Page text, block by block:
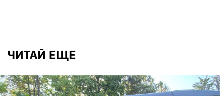
ЧИТАЙ ЕЩЕ